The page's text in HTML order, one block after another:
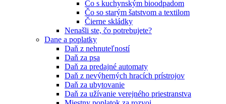
Čo s kuchynským bioodpadom
Čo so starým šatstvom a textilom
Čierne skládky
Nenašli ste, čo potrebujete?
Dane a poplatky
Daň z nehnuteľností
Daň za psa
Daň za predajné automaty
Daň z nevýherných hracích prístrojov
Daň za ubytovanie
Daň za užívanie verejného priestranstva